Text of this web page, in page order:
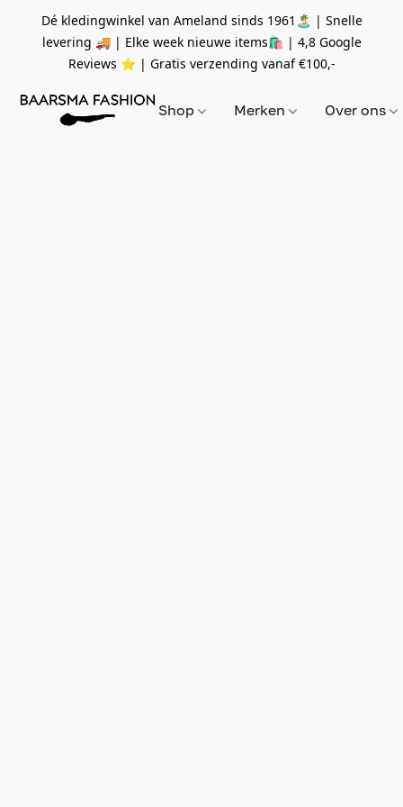
Dé kledingwinkel van Ameland sinds 1961🏝 | Snelle
levering 🚚 | Elke week nieuwe items🛍 | 4,8 Google
Reviews ⭐️ | Gratis verzending vanaf€100,-
Shop Merken Over ons